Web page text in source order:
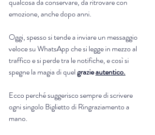
emozione, anche dopo anni.
Oggi, spesso si tende a inviare un messaggio
veloce su WhatsApp che si legge in mezzo al
traffico e si perde tra le notifiche, e così si
spegne la magia di quel grazie autentico.
Ecco perché suggerisco sempre di scrivere
ogni singolo Biglietto di Ringraziamento a
mano.